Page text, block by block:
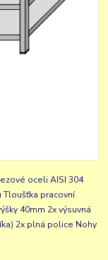
oceli AISI 304
pracovní
40mm 2x výsuvná
2x plná police Nohy